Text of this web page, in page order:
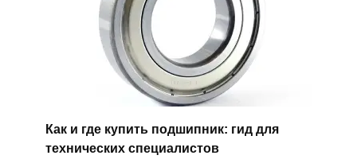
Как и где купить подшипник: гид для
технических специалистов